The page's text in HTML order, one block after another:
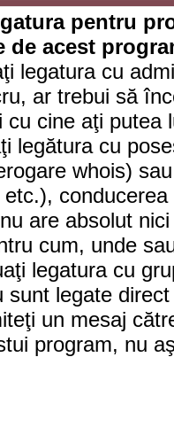
pentru
de acest
legatura cu
ar trebui să
cu cine aţi putea
legătura cu
whois)
are absolut
cum, unde
legatura cu
sunt legate
un mesaj
program, nu